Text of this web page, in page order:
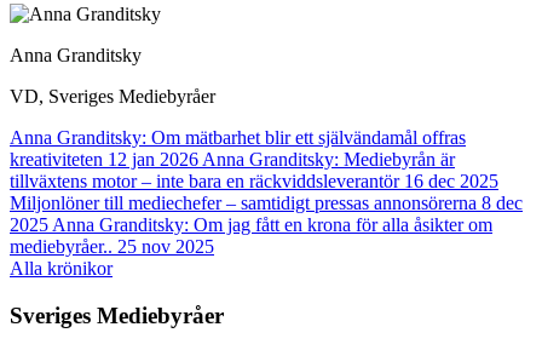
Anna Granditsky
VD, Sveriges Mediebyråer
Anna Granditsky: Om mätbarhet blir ett självändamål offras
kreativiteten 12 jan 2026 Anna Granditsky: Mediebyrån är
tillväxtens motor – inte bara en räckviddsleverantör16 dec 2025
Miljonlöner till mediechefer – samtidigt pressas annonsörerna 8 dec
2025 Anna Granditsky: Om jag fått en krona för alla åsikter om
mediebyråer.. 25 nov 2025
Alla krönikor
Sveriges Mediebyråer